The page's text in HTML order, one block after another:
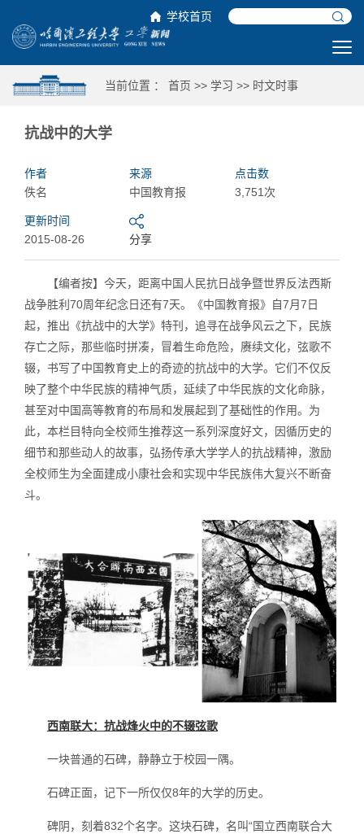
学校首页
当前位置 ： 首页 >> 学习 >> 时文时事
抗战中的大学
作者
佚名
来源
中国教育报
点击数
3,751次
更新时间
2015-08-26
分享
【编者按】今天，距离中国人民抗日战争暨世界反法西斯
战争胜利70周年纪念日还有7天。《中国教育报》自7月7日
起，推出《抗战中的大学》特刊，追寻在战争风云之下，民族
存亡之际，那些临时拼凑，冒着生命危险，赓续文化，弦歌不
辍，书写了中国教育史上的奇迹的抗战中的大学。它们不仅反
映了整个中华民族的精神气质，延续了中华民族的文化命脉，
甚至对中国高等教育的布局和发展起到了基础性的作用。为
此，本栏目特向全校师生推荐这一系列深度好文，因循历史的
细节和那些动人的故事，弘扬传承大学学人的抗战精神，激励
全校师生为全面建成小康社会和实现中华民族伟大复兴不断奋
斗。
西南联大：抗战烽火中的不辍弦歌
一块普通的石碑，静静立于校园一隅。
石碑正面，记下一所仅仅8年的大学的历史。
碑阴，刻着832个名字。这块石碑，名叫“国立西南联合大